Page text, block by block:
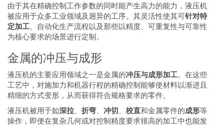
由于其在精确控制工作参数的同时能产生高力的能力，液压机
被应用于众多工业领域及迥异的工序。其灵活性使其可针对特
定加工 、自动化生产流程以及那些以精度、可重复性与可靠性
为核心要求的场景进行定制。
金属的冲压与成形
液压机的主要应用领域之一是金属的冲压与成形加工。在这些
工艺中，对施加力和机器行程的精确控制能够使材料以渐进且
精细的方式变形，从而获得符合规格要求的零件。
液压机被用于如深拉 折弯 冲切 校直和金属零件的成形等
操作，即便在复杂几何或对控制精度要求很高的加工中也能发